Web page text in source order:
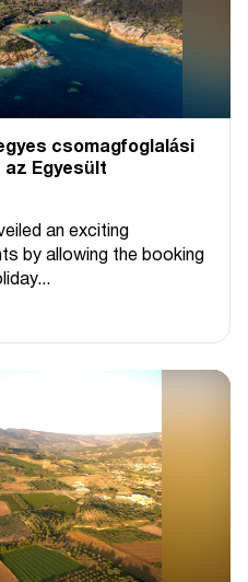
csomagfoglalási
az Egyesült
an exciting
by allowing the booking